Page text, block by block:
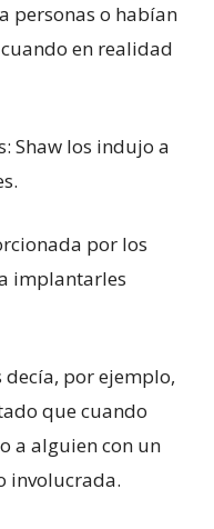
personas o habían
en realidad
Shaw los indujo a
por los
implantarles
decía, por ejemplo,
que cuando
a alguien con un
involucrada.